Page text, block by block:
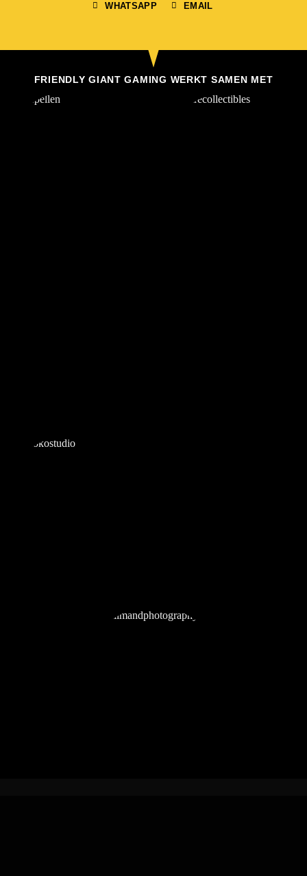
WHATSAPP EMAIL
FRIENDLY GIANT GAMING WERKT SAMEN MET